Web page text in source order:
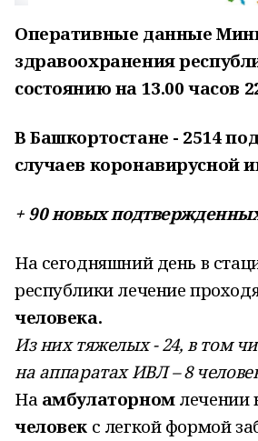
Оперативные данные
здравоохранения
состоянию на 13.00 часов
В Башкортостане - 2514
случаев коронавирусной
+ 90 новых
На сегодняшний день в
республики лечение
человека.
Из них тяжелых - 24, в том
на аппаратах ИВЛ – 8
На амбулаторномлечении
человек с легкой формой